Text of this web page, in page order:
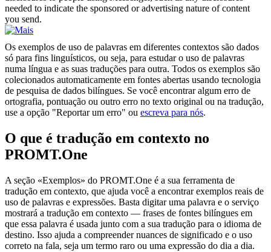
needed to indicate the sponsored or advertising nature of content
you send.
Os exemplos de uso de palavras em diferentes contextos são dados
só para fins linguísticos, ou seja, para estudar o uso de palavras
numa língua e as suas traduções para outra. Todos os exemplos são
colecionados automaticamente em fontes abertas usando tecnologia
de pesquisa de dados bilíngues. Se você encontrar algum erro de
ortografia, pontuação ou outro erro no texto original ou na tradução,
use a opção "Reportar um erro" ou escreva para nós.
O que é tradução em contexto no
PROMT.One
A seção «Exemplos» do PROMT.One é a sua ferramenta de
tradução em contexto, que ajuda você a encontrar exemplos reais de
uso de palavras e expressões. Basta digitar uma palavra e o serviço
mostrará a tradução em contexto — frases de fontes bilíngues em
que essa palavra é usada junto com a sua tradução para o idioma de
destino. Isso ajuda a compreender nuances de significado e o uso
correto na fala, seja um termo raro ou uma expressão do dia a dia.